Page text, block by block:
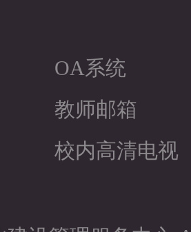
OA系统
教师邮箱
校内高清电视